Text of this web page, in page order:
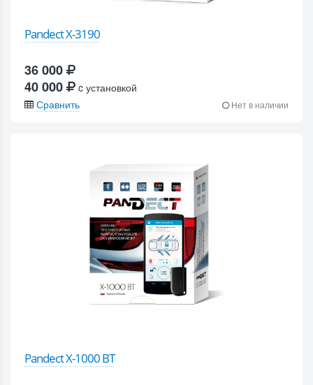
Pandect X-3190
36 000
40 000
c установкой
Сравнить
Нет в наличии
Pandect X-1000 BT